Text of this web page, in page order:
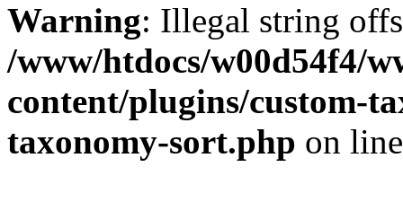
Warning: Illegal string
/www/htdocs/w00d54f4/
content/plugins/custom-
taxonomy-sort.php on